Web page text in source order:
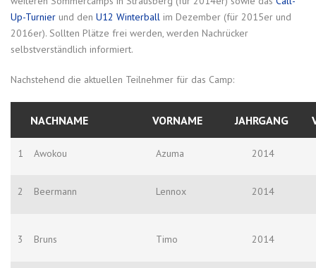
Up-Turnier und den U12 Winterball im Dezember (für 2015er und
2016er). Sollten Plätze frei werden, werden Nachrücker
selbstverständlich informiert.
Nachstehend die aktuellen Teilnehmer für das Camp:
NACHNAME VORNAME JAHRGANG
1 Awokou Azuma 2014
2 Beermann Lennox 2014
3 Bruns Timo 2014